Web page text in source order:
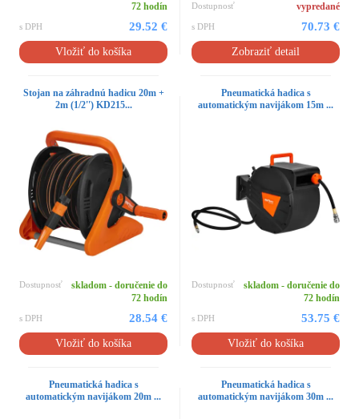
72 hodín
s DPH 29.52 €
Vložiť do košíka
Dostupnosť vypredané
s DPH 70.73 €
Zobraziť detail
Stojan na záhradnú hadicu 20m +
2m (1/2'') KD215...
Dostupnosť
skladom - doručenie do
72 hodín
s DPH 28.54 €
Vložiť do košíka
Pneumatická hadica s
automatickým navijákom 15m ...
Dostupnosť
skladom - doručenie do
72 hodín
s DPH 53.75 €
Vložiť do košíka
Pneumatická hadica s
automatickým navijákom 20m ...
Pneumatická hadica s
automatickým navijákom 30m ...